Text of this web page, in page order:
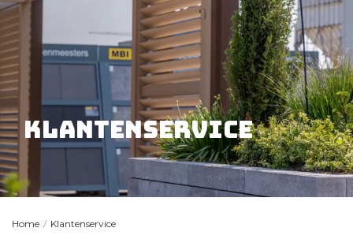
Klantenservice
Home / Klantenservice